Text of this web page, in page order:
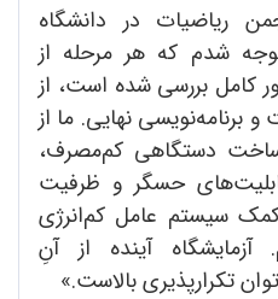
ریاضیات در دانشگاه
شدم که هر مرحله از
کامل بررسی شده است، از
برنامه‌نویسی نهایی. ما از
ساخت دستگاهی کم‌مصرف،
حسگر و ظرفیت
سیستم عامل کم‌انرژی
آزمایشگاه آینده از آنِ
تکرارپذیری بالاست.»